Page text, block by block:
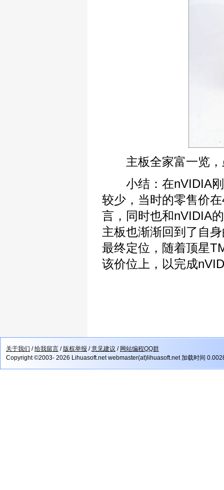
主板全家富一览，
小结：在nVIDIA刚
较少，当时的零售价
言，同时也和nVIDIA
主板也渐渐回到了自
最终定位，随着顶星
该价位上，以完成
关于我们 /给我留言 /版权举报 /意见建议 / 网站编程QQ群
Copyright ©2003- 2026 Lihuasoft.net webmaster(at)lihuasoft.net 加载时间